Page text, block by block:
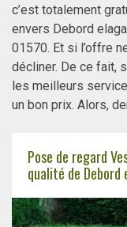
c’est totalement
envers Debord
01570. Et si l’offre
décliner. De ce fait,
les meilleurs
un bon prix. Alors,
Pose de regard
qualité de Debord